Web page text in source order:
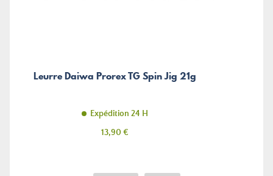
Leurre Daiwa Prorex TG Spin Jig 21g
Expédition 24 H
Prix
13,90 €